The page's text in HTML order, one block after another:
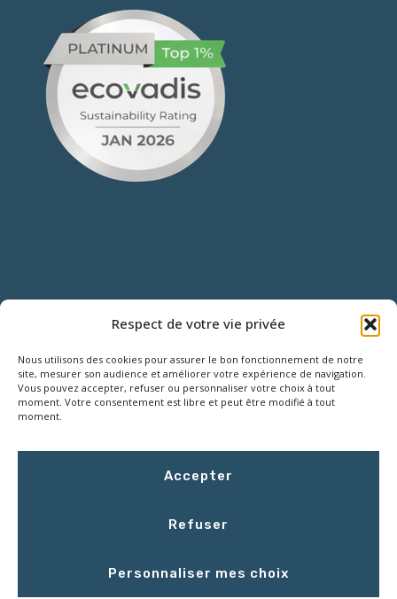
Respect de votre vie privée
Nous utilisons des cookies pour assurer le bon fonctionnement de notre
site, mesurer son audience et améliorer votre expérience de navigation.
Vous pouvez accepter, refuser ou personnaliser votre choix à tout
moment. Votre consentement est libre et peut être modifié à tout
moment.
Accepter
Refuser
Personnaliser mes choix
18 Rue Roger SALENGRO,
Z.I. des Grouëts, 41100 SAINT-OUEN
Le vendredi : 8h00 - 16h30